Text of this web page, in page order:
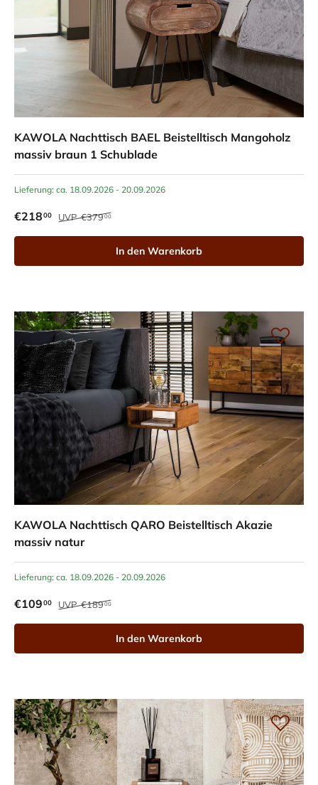
KAWOLA Nachttisch BAEL Beistelltisch Mangoholz
massiv braun 1 Schublade
Lieferung: ca. 18.09.2026 - 20.09.2026
€21800 UVP€37900
In den Warenkorb
KAWOLA Nachttisch QARO Beistelltisch Akazie
massiv natur
Lieferung: ca. 18.09.2026 - 20.09.2026
€10900 UVP€18900
In den Warenkorb